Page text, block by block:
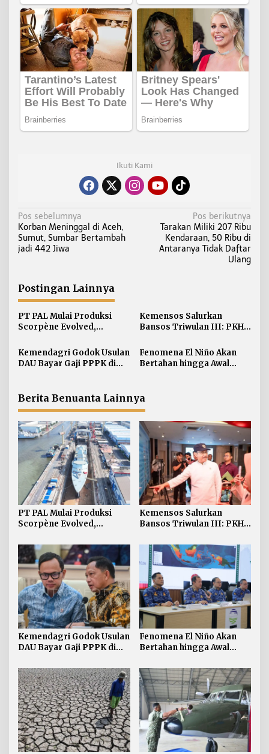
Ikuti Kami
N
a
v
a
s
i
p
o
s
Pos sebelumnya
Korban Meninggal di Aceh,
Sumut, Sumbar Bertambah
jadi 442 Jiwa
Pos berikutnya
Tarakan Miliki 207 Ribu
Kendaraan, 50 Ribu di
Antaranya Tidak Daftar
Ulang
Postingan Lainnya
PT PAL Mulai Produksi
Scorpène Evolved,
Prancis
Kemensos Salurkan
Bansos Triwulan III: PKH 7
Kemendagri Godok Usulan
DAU Bayar Gaji PPPK di
Fenomena El Niño Akan
Bertahan hingga Awal
Berita Benuanta Lainnya
PT PAL Mulai Produksi
Scorpène Evolved,
Prancis
Kemensos Salurkan
Bansos Triwulan III: PKH 7
Kemendagri Godok Usulan
DAU Bayar Gaji PPPK di
Fenomena El Niño Akan
Bertahan hingga Awal
2027